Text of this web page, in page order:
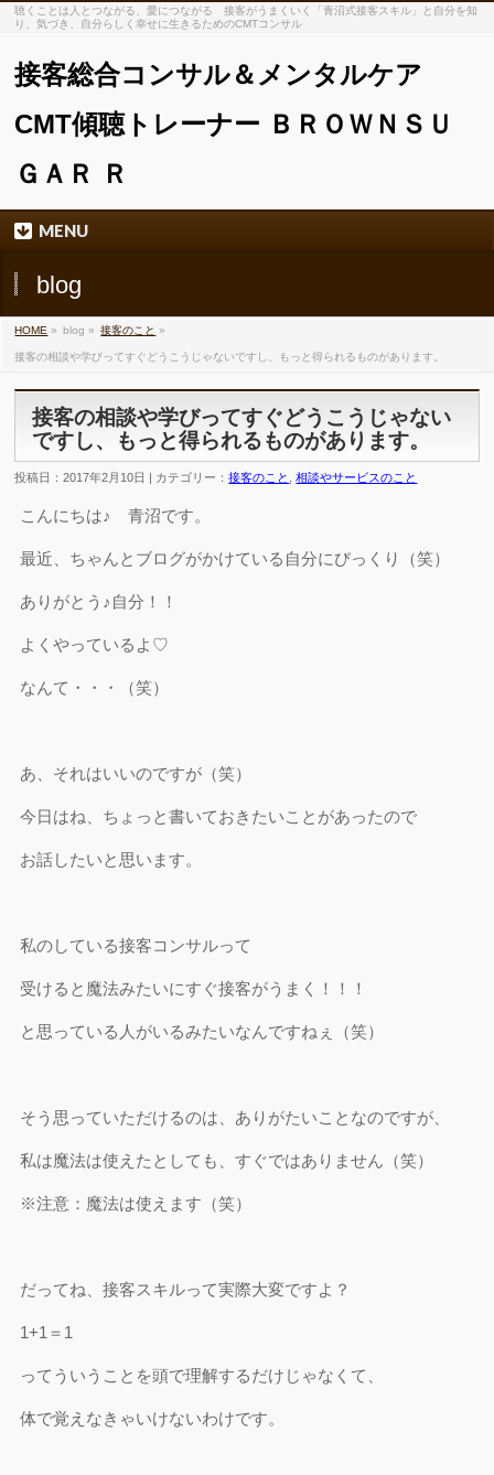
聴くことは人とつながる、愛につながる 接客がうまくいく「青沼式接客スキル」と自分を知
り、気づき、自分らしく幸せに生きるためのCMTコンサル
接客総合コンサル＆メンタルケア
CMT傾聴トレーナー ＢＲＯＷＮＳＵ
ＧＡＲ Ｒ
MENU
blog
HOME » blog » 接客のこと »
接客の相談や学びってすぐどうこうじゃないですし、もっと得られるものがあります。
接客の相談や学びってすぐどうこうじゃない
ですし、もっと得られるものがあります。
投稿日：2017年2月10日 | カテゴリー：接客のこと ,相談やサービスのこと
こんにちは♪ 青沼です。
最近、ちゃんとブログがかけている自分にびっくり（笑）
ありがとう♪自分！！
よくやっているよ♡
なんて・・・（笑）
あ、それはいいのですが（笑）
今日はね、ちょっと書いておきたいことがあったので
お話したいと思います。
私のしている接客コンサルって
受けると魔法みたいにすぐ接客がうまく！！！
と思っている人がいるみたいなんですねぇ（笑）
そう思っていただけるのは、ありがたいことなのですが、
私は魔法は使えたとしても、すぐではありません（笑）
※注意：魔法は使えます（笑）
だってね、接客スキルって実際大変ですよ？
1+1＝1
ってういうことを頭で理解するだけじゃなくて、
体で覚えなきゃいけないわけです。